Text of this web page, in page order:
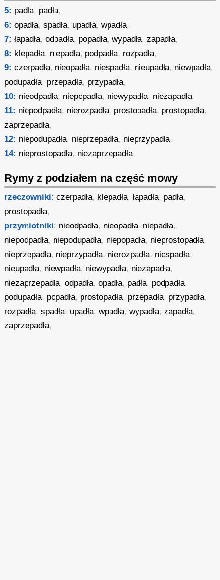
5: padła, padła,
6: opadła,spadła, upadła,wpadła,
7: łapadła,odpadła, popadła,wypadła,zapadła,
8: klepadła, niepadła, podpadła, rozpadła,
9: czerpadła, nieopadła, niespadła, nieupadła, niewpadła,
podupadła, przepadła, przypadła,
10: nieodpadła, niepopadła, niewypadła, niezapadła,
11: niepodpadła, nierozpadła, prostopadła, prostopadła,
zaprzepadła,
12: niepodupadła, nieprzepadła, nieprzypadła,
14: nieprostopadła, niezaprzepadła,
Rymy z podziałem na część mowy
rzeczowniki: czerpadła, klepadła,łapadła, padła,
prostopadła,
przymiotniki: nieodpadła, nieopadła, niepadła,
niepodpadła, niepodupadła, niepopadła, nieprostopadła,
nieprzepadła, nieprzypadła, nierozpadła, niespadła,
nieupadła, niewpadła, niewypadła, niezapadła,
niezaprzepadła,odpadła,opadła, padła, podpadła,
podupadła, popadła, prostopadła, przepadła, przypadła,
rozpadła,spadła, upadła,wpadła,wypadła,zapadła,
zaprzepadła,